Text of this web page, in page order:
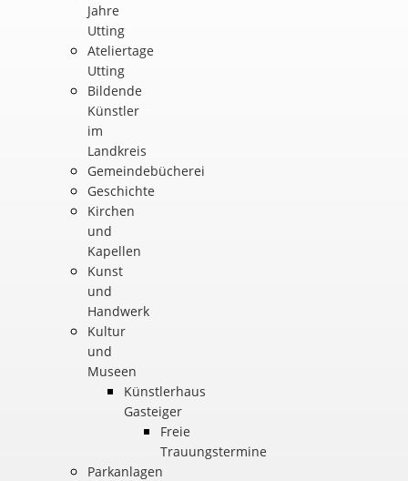
Jahre
Utting
Ateliertage
Utting
Bildende
Künstler
im
Landkreis
Gemeindebücherei
Geschichte
Kirchen
und
Kapellen
Kunst
und
Handwerk
Kultur
und
Museen
Künstlerhaus
Gasteiger
Freie
Trauungstermine
Parkanlagen